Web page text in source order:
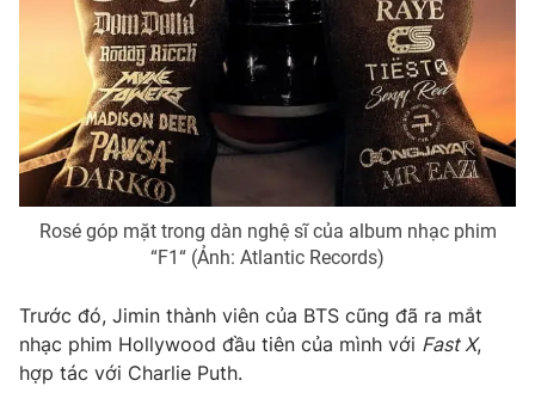
VTV Money VTV Thể thao
VTV Sức khoẻ Bất động sản
Thị trường 24h Tấm lòng Việt
Vươn mình bằng AI
VTV9 VTV8
Rosé góp mặt trong dàn nghệ sĩ của album nhạc phim
“F1“ (Ảnh: Atlantic Records)
Trước đó, Jimin thành viên của BTS cũng đã ra mắt
nhạc phim Hollywood đầu tiên của mình với Fast X,
hợp tác với Charlie Puth.